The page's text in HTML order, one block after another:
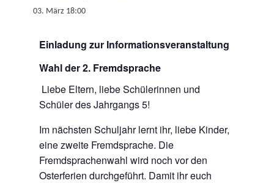
03. März 18:00
Einladung zur Informationsveranstaltung
Wahl der 2. Fremdsprache
Liebe Eltern, liebe Schülerinnen und
Schüler des Jahrgangs 5!
Im nächsten Schuljahr lernt ihr, liebe Kinder,
eine zweite Fremdsprache. Die
Fremdsprachenwahl wird noch vor den
Osterferien durchgeführt. Damit ihr euch